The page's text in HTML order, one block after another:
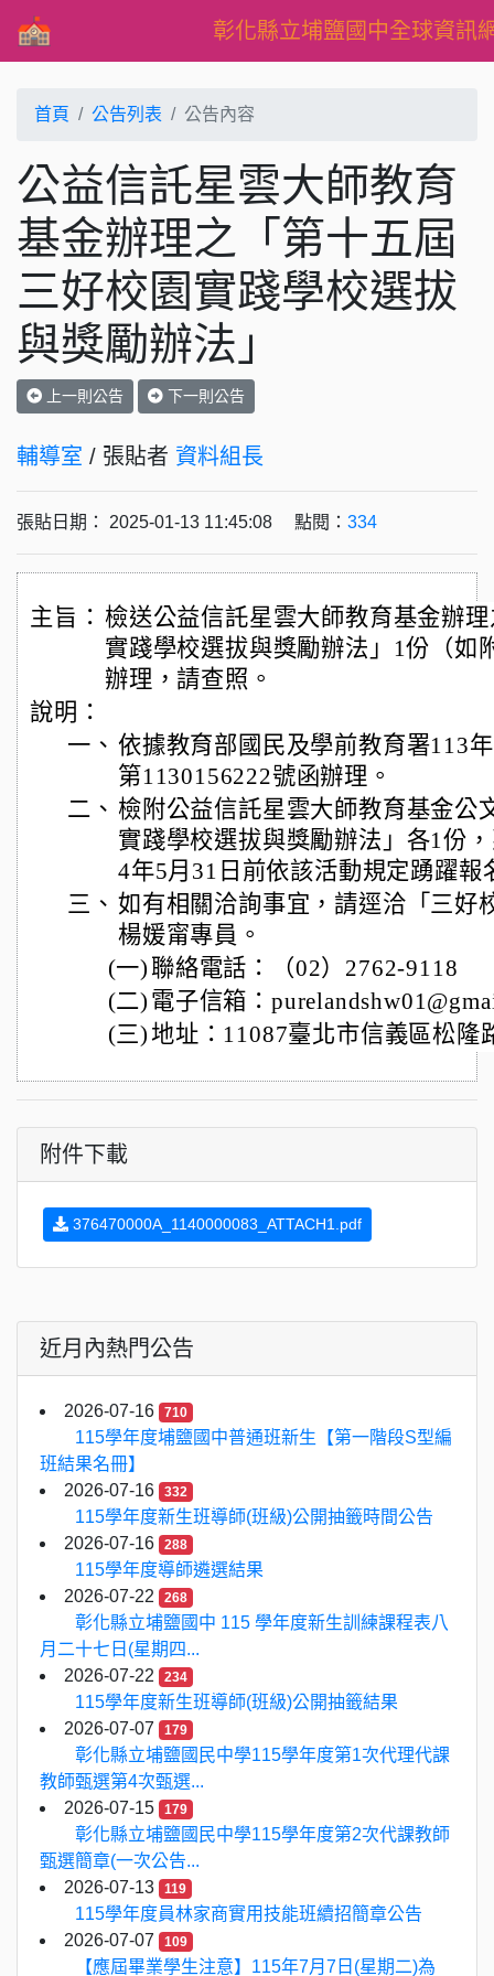
彰化縣立埔鹽國中全球資訊
首頁 公告列表 公告內容
公益信託星雲大師教育
基金辦理之「第十五屆
三好校園實踐學校選拔
與獎勵辦法」
上一則公告 下一則公告
輔導室 / 張貼者 資料組長
張貼日期： 2025-01-13 11:45:08 點閱： 334
主旨： 檢送公益信託星雲大師教育基金辦
實踐學校選拔與獎勵辦法」1份（如
辦理，請查照。
說明：
一、 依據教育部國民及學前教育署113
第1130156222號函辦理。
二、 檢附公益信託星雲大師教育基金公
實踐學校選拔與獎勵辦法」各1份
4年5月31日前依該活動規定踴躍報
三、 如有相關洽詢事宜，請逕洽「三好
楊媛甯專員。
(一) 聯絡電話：（02）2762-9118
(二) 電子信箱：
(三)地址：11087臺北市信義區松隆
附件下載
376470000A_1140000083_ATTACH1.pdf
近月內熱門公告
2026-07-16 710
115學年度埔鹽國中普通班新生【第一階段S型編
班結果名冊】
2026-07-16
332
115學年度新生班導師(班級)公開抽籤時間公告
2026-07-16
288
115學年度導師遴選結果
2026-07-22
268
彰化縣立埔鹽國中 115 學年度新生訓練課程表八
月二十七日(星期四...
2026-07-22
234
115學年度新生班導師(班級)公開抽籤結果
2026-07-07
179
彰化縣立埔鹽國民中學115學年度第1次代理代課
教師甄選第4次甄選...
2026-07-15
179
彰化縣立埔鹽國民中學115學年度第2次代課教師
甄選簡章(一次公告...
2026-07-13
119
115學年度員林家商實用技能班續招簡章公告
2026-07-07
109
【應屆畢業學生注意】115年7月7日(星期二)為